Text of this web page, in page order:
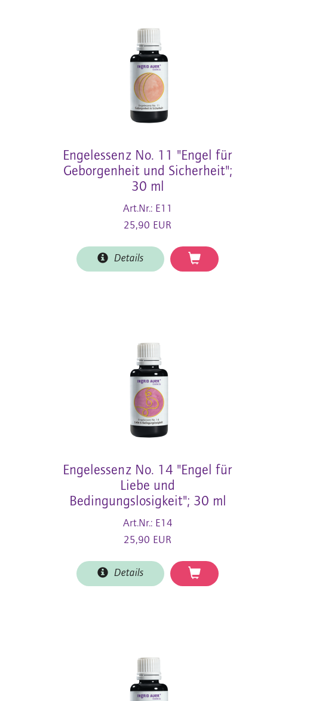
Engelessenz No. 11 "Engel für
Geborgenheit und Sicherheit";
30 ml
Art.Nr.: E11
25,90 EUR
Details
Engelessenz No. 14 "Engel für
Liebe und
Bedingungslosigkeit"; 30 ml
Art.Nr.: E14
25,90 EUR
Details